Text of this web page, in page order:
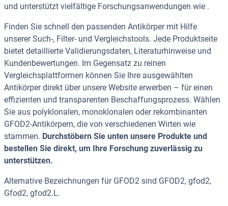
und unterstützt vielfältige Forschungsanwendungen wie .
Finden Sie schnell den passenden Antikörper mit Hilfe
unserer Such-, Filter- und Vergleichstools. Jede Produktseite
bietet detaillierte Validierungsdaten, Literaturhinweise und
Kundenbewertungen. Im Gegensatz zu reinen
Vergleichsplattformen können Sie Ihre ausgewählten
Antikörper direkt über unsere Website erwerben – für einen
effizienten und transparenten Beschaffungsprozess. Wählen
Sie aus polyklonalen, monoklonalen oder rekombinanten
GFOD2-Antikörpern, die von verschiedenen Wirten wie
stammen. Durchstöbern Sie unten unsere Produkte und
bestellen Sie direkt, um Ihre Forschung zuverlässig zu
unterstützen.
Alternative Bezeichnungen für GFOD2 sind GFOD2, gfod2,
Gfod2, gfod2.L.